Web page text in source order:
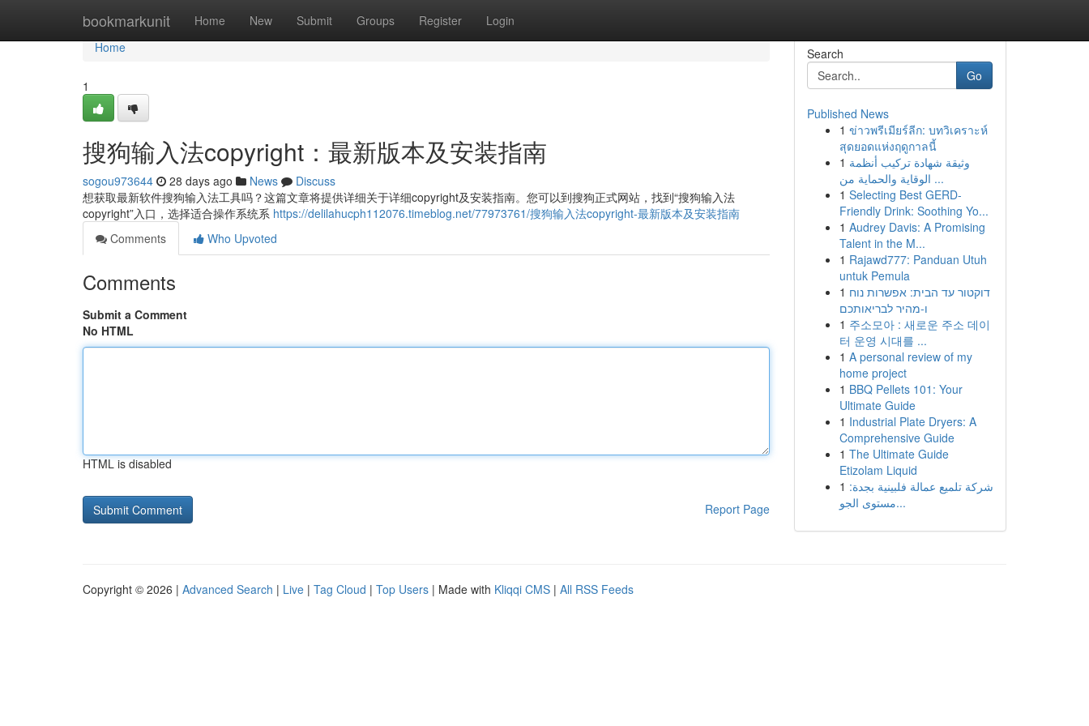
bookmarkunit Home New Submit Groups Register Login
Home
Home
1
搜狗输入法copyright：最新版本及安装指南
sogou973644 28 days ago News
Discuss
想获取最新软件搜狗输入法工具吗？这篇文章将提供详细关于详细copyright及安装指南。您可以到搜狗正式网站，找到“搜狗输入法
copyright”入口，选择适合操作系统系 https://delilahucph112076.timeblog.net/77973761/搜狗输入法copyright-最新版本及安装指南
Comments
Who Upvoted
Comments
Submit a Comment
No HTML
HTML is disabled
Report Page
Search
Go
Published News
1 ข่าวพรีเมียร์ลีก: บทวิเคราะห์
สุดยอดแห่งฤดูกาลนี้
1 وثيقة شهادة تركيب أنظمة
الوقاية والحماية من ...
1 Selecting Best GERD-
Friendly Drink: Soothing Yo...
1 Audrey Davis: A Promising
Talent in the M...
1 Rajawd777: Panduan Utuh
untuk Pemula
1 דוקטור עד הבית: אפשרות נוח
ו-מהיר לבריאותכם
1 주소모아 : 새로운 주소 데이
터 운영 시대를 ...
1 A personal review of my
home project
1 BBQ Pellets 101: Your
Ultimate Guide
1 Industrial Plate Dryers: A
Comprehensive Guide
1 The Ultimate Guide
Etizolam Liquid
1 شركة تلميع عمالة فلبينية بجدة:
مستوى الجو...
Copyright © 2026 | Advanced Search | Live | Tag Cloud | Top Users | Made with Kliqqi CMS | All RSS Feeds